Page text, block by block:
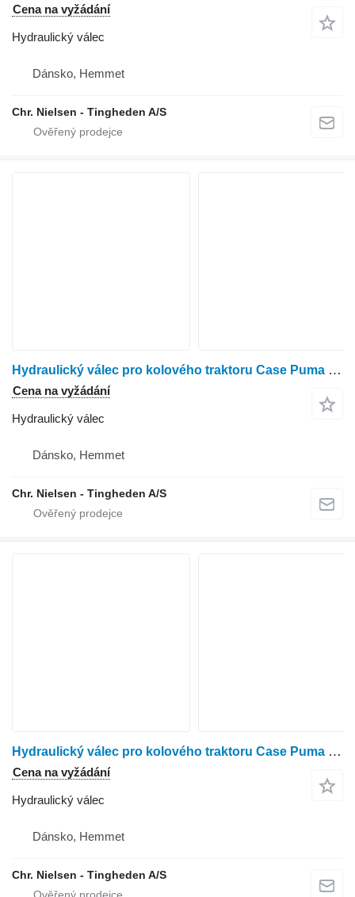
Cena na vyžádání
Hydraulický válec
Dánsko, Hemmet
Chr. Nielsen - Tingheden A/S
Hydraulický válec pro kolového traktoru Case Puma 185
Cena na vyžádání
Hydraulický válec
Dánsko, Hemmet
Chr. Nielsen - Tingheden A/S
Hydraulický válec pro kolového traktoru Case Puma 185
Cena na vyžádání
Hydraulický válec
Dánsko, Hemmet
Chr. Nielsen - Tingheden A/S